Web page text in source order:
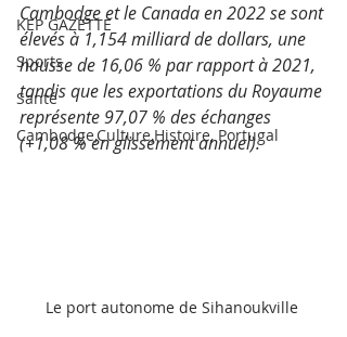
KEP GAZETTE
Sports
Santé
Cambodge,Culture,Histoire, Portugal
Cambodge et le Canada en 2022 se sont
élevés à 1,154 milliard de dollars, une
hausse de 16,06 % par rapport à 2021,
tandis que les exportations du Royaume
représente 97,07 % des échanges
(+1,08 % en glissement annuel).
Le port autonome de Sihanoukville